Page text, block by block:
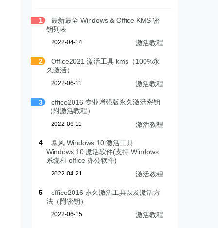
1
最新最全 Windows & Office KMS 密
钥列表
2022-04-14 激活教程
2
Office2021 激活工具 kms（100%永
久激活）
2022-06-11 激活教程
3
office2016 专业增强版永久激活密钥
（附激活教程）
2022-06-11 激活教程
4
暴风 Windows 10 激活工具
Windows 10 激活软件(支持 Windows
系统和 office 办公软件)
2022-04-21 激活教程
5
office2016 永久激活工具以及激活方
法（附密钥）
2022-06-15 激活教程